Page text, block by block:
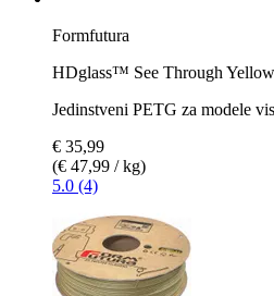
Formfutura
HDglass™ See Through Yellow
Jedinstveni PETG za modele
€ 35,99
(€ 47,99 / kg)
5.0 (4)